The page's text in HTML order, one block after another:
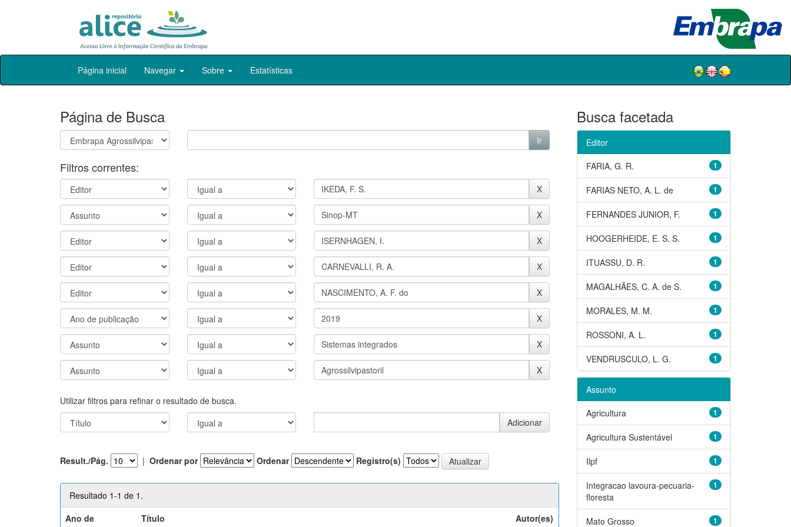
Skip
Página inicial Navegar Sobre Estatísticas
Página de Busca
Filtros correntes:
Utilizar filtros para refinar o resultado de busca.
Result./Pág. | Ordenar por Ordenar Registro(s)
Resultado 1-1 de 1.
Ano de
Título Autor(es)
Busca facetada
Editor
1
FARIA, G. R.
1
FARIAS NETO, A. L. de
1
FERNANDES JUNIOR, F.
1
HOOGERHEIDE, E. S. S.
1
ITUASSU, D. R.
1
MAGALHÃES, C. A. de S.
1
MORALES, M. M.
1
ROSSONI, A. L.
1
VENDRUSCULO, L. G.
Assunto
1
Agricultura
1
Agricultura Sustentável
1
Ilpf
1
Integracao lavoura-pecuaria-
floresta
1
Mato Grosso